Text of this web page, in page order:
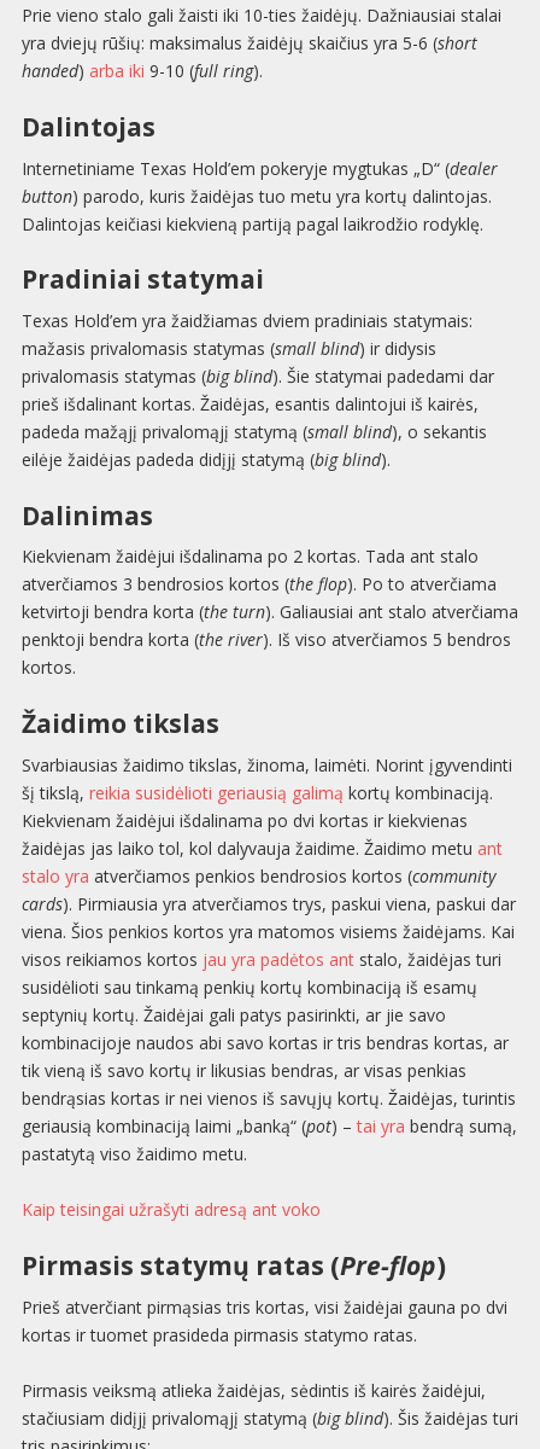
Prie vieno stalo gali žaisti iki 10-ties žaidėjų. Dažniausiai stalai
yra dviejų rūšių: maksimalus žaidėjų skaičius yra 5-6 (short
handed) arba iki 9-10 (full ring).
Dalintojas
Internetiniame Texas Hold’em pokeryje mygtukas „D“ (dealer
button) parodo, kuris žaidėjas tuo metu yra kortų dalintojas.
Dalintojas keičiasi kiekvieną partiją pagal laikrodžio rodyklę.
Pradiniai statymai
Texas Hold’em yra žaidžiamas dviem pradiniais statymais:
mažasis privalomasis statymas (small blind) ir didysis
privalomasis statymas (big blind). Šie statymai padedami dar
prieš išdalinant kortas. Žaidėjas, esantis dalintojui iš kairės,
padeda mažąjį privalomąjį statymą (small blind), o sekantis
eilėje žaidėjas padeda didįjį statymą (big blind).
Dalinimas
Kiekvienam žaidėjui išdalinama po 2 kortas. Tada ant stalo
atverčiamos 3 bendrosios kortos (the flop). Po to atverčiama
ketvirtoji bendra korta (the turn). Galiausiai ant stalo atverčiama
penktoji bendra korta (the river). Iš viso atverčiamos 5 bendros
kortos.
Žaidimo tikslas
Svarbiausias žaidimo tikslas, žinoma, laimėti. Norint įgyvendinti
šį tikslą, reikia susidėlioti geriausią galimą kortų kombinaciją.
Kiekvienam žaidėjui išdalinama po dvi kortas ir kiekvienas
žaidėjas jas laiko tol, kol dalyvauja žaidime. Žaidimo metu ant
stalo yra atverčiamos penkios bendrosios kortos (community
cards). Pirmiausia yra atverčiamos trys, paskui viena, paskui dar
viena. Šios penkios kortos yra matomos visiems žaidėjams. Kai
visos reikiamos kortos jau yra padėtos antstalo, žaidėjas turi
susidėlioti sau tinkamą penkių kortų kombinaciją iš esamų
septynių kortų. Žaidėjai gali patys pasirinkti, ar jie savo
kombinacijoje naudos abi savo kortas ir tris bendras kortas, ar
tik vieną iš savo kortų ir likusias bendras, ar visas penkias
bendrąsias kortas ir nei vienos iš savųjų kortų. Žaidėjas, turintis
geriausią kombinaciją laimi „banką“ (pot) –tai yra bendrą sumą,
pastatytą viso žaidimo metu.
Kaip teisingai užrašyti adresą ant voko
Pirmasis statymų ratas (Pre-flop)
Prieš atverčiant pirmąsias tris kortas, visi žaidėjai gauna po dvi
kortas ir tuomet prasideda pirmasis statymo ratas.
Pirmasis veiksmą atlieka žaidėjas, sėdintis iš kairės žaidėjui,
stačiusiam didįjį privalomąjį statymą (big blind). Šis žaidėjas turi